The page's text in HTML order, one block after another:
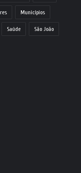
Municípios
Saúde São João